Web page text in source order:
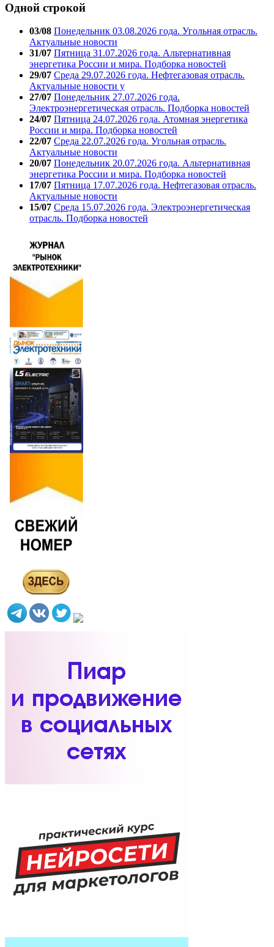
Одной строкой
03/08 Понедельник 03.08.2026 года. Угольная отрасль.
Актуальные новости
31/07 Пятница 31.07.2026 года. Альтернативная
энергетика России и мира. Подборка новостей
29/07 Среда 29.07.2026 года. Нефтегазовая отрасль.
Актуальные новости у
27/07 Понедельник 27.07.2026 года.
Электроэнергетическая отрасль. Подборка новостей
24/07 Пятница 24.07.2026 года. Атомная энергетика
России и мира. Подборка новостей
22/07 Среда 22.07.2026 года. Угольная отрасль.
Актуальные новости
20/07 Понедельник 20.07.2026 года. Альтернативная
энергетика России и мира. Подборка новостей
17/07 Пятница 17.07.2026 года. Нефтегазовая отрасль.
Актуальные новости
15/07 Среда 15.07.2026 года. Электроэнергетическая
отрасль. Подборка новостей